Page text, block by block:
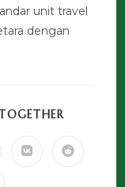
unit travel
dengan